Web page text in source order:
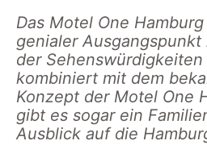
Das Motel One
genialer
der
kombiniert mit dem
Konzept der Motel One
gibt es sogar ein
Ausblick auf die